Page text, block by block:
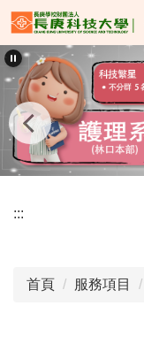
跳
到
主
要
內
容
區
:::
首頁 服務項目